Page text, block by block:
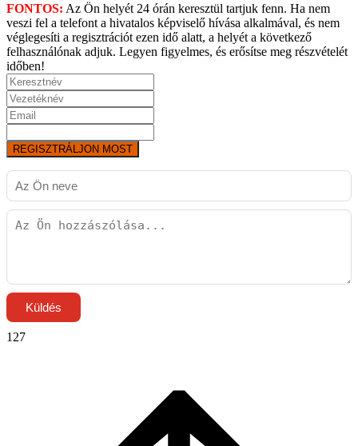
FONTOS: Az Ön helyét 24 órán keresztül tartjuk fenn. Ha nem
veszi fel a telefont a hivatalos képviselő hívása alkalmával, és nem
véglegesíti a regisztrációt ezen idő alatt, a helyét a következő
felhasználónak adjuk. Legyen figyelmes, és erősítse meg részvételét
időben!
REGISZTRÁLJON MOST
Küldés
127